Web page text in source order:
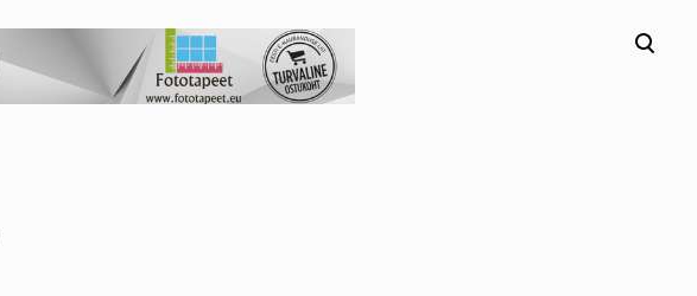
lisati ostukorvi.